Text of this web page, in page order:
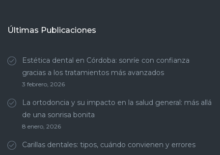
Últimas Publicaciones
Estética dental en Córdoba: sonríe con confianza
gracias a los tratamientos más avanzados
3 febrero, 2026
La ortodoncia y su impacto en la salud general: más allá
de una sonrisa bonita
8 enero, 2026
Carillas dentales: tipos, cuándo convienen y errores